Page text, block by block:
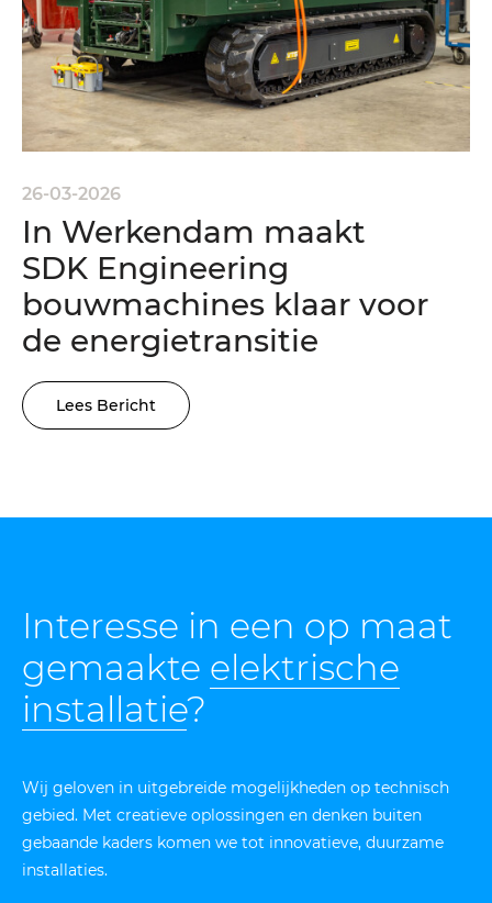
26-03-2026
In Werkendam maakt
SDK Engineering
bouwmachines klaar voor
de energietransitie
Lees Bericht
Interesse in een op maat
gemaakte elektrische
installatie?
Wij geloven in uitgebreide mogelijkheden op technisch
gebied. Met creatieve oplossingen en denken buiten
gebaande kaders komen we tot innovatieve, duurzame
installaties.